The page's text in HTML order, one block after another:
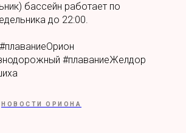
бассейн работает по
до 22:00.
#плаваниеЖелдор
НОВОСТИ ОРИОНА